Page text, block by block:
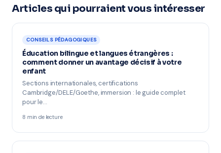
Articles qui pourraient vous intéresser
CONSEILS PÉDAGOGIQUES
Éducation bilingue et langues étrangères :
comment donner un avantage décisif à votre
enfant
Sections internationales, certifications
Cambridge/DELE/Goethe, immersion : le guide complet
pour le…
8 min de lecture